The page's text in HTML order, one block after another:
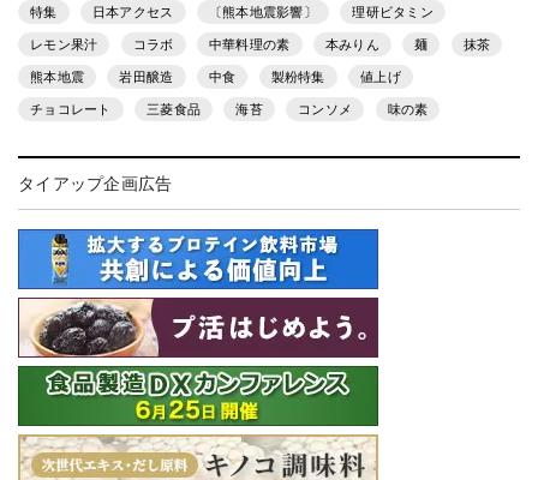
特集 日本アクセス 〔熊本地震影響〕 理研ビタミン
レモン果汁 コラボ 中華料理の素 本みりん 麺 抹茶
熊本地震 岩田醸造 中食 製粉特集 値上げ
チョコレート 三菱食品 海苔 コンソメ 味の素
タイアップ企画広告